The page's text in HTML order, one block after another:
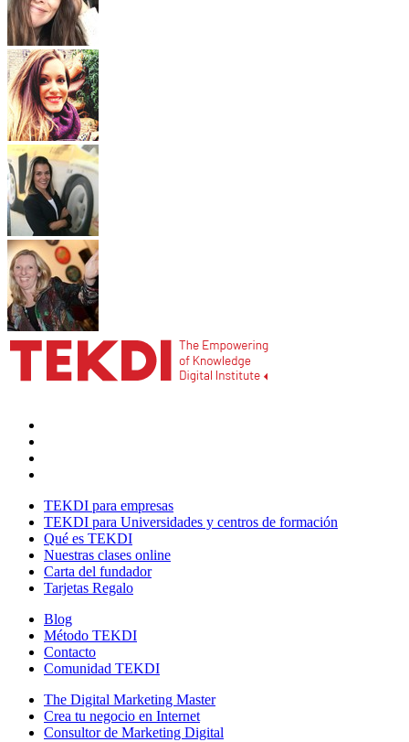
TEKDI para empresas
TEKDI para Universidades y centros de formación
Qué es TEKDI
Nuestras clases online
Carta del fundador
Tarjetas Regalo
Blog
Método TEKDI
Contacto
Comunidad TEKDI
The Digital Marketing Master
Crea tu negocio en Internet
Consultor de Marketing Digital